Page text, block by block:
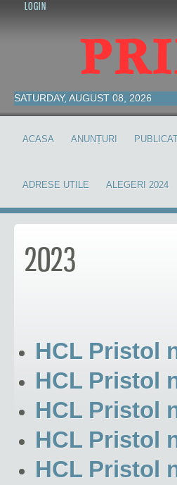
LOGIN
SATURDAY, AUGUST 08, 2026
ACASA ANUNȚURI
ADRESE UTILE ALEGERI 2024
2023
HCL Pristol
HCL Pristol
HCL Pristol
HCL Pristol
HCL Pristol